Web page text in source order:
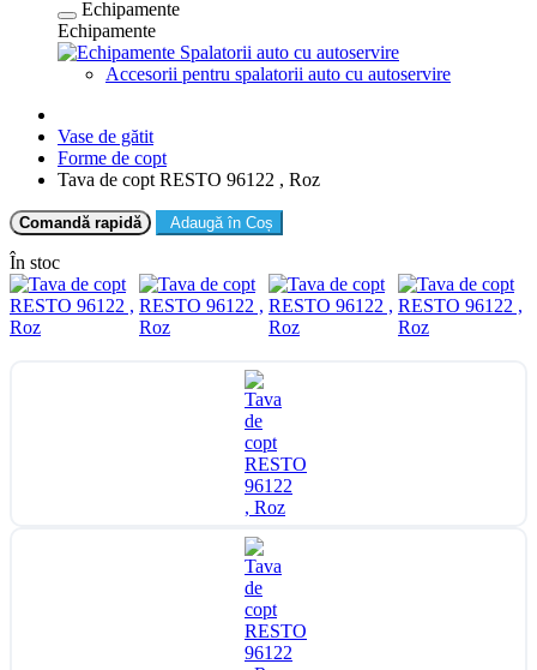
Echipamente
Echipamente
Spalatorii auto cu autoservire
Accesorii pentru spalatorii auto cu autoservire
Vase de gătit
Forme de copt
Tava de copt RESTO 96122 , Roz
Comandă rapidă Adaugă în Coș
În stoc